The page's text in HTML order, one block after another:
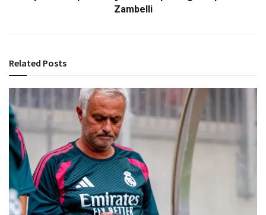
Zambelli
Related Posts